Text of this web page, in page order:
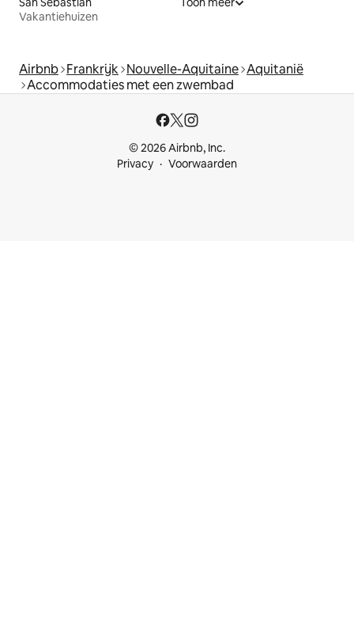
Vakantiehuizen
Airbnb Frankrijk Nouvelle-Aquitaine Aquitanië
Accommodaties met een zwembad
© 2026 Airbnb, Inc.
Privacy
Voorwaarden